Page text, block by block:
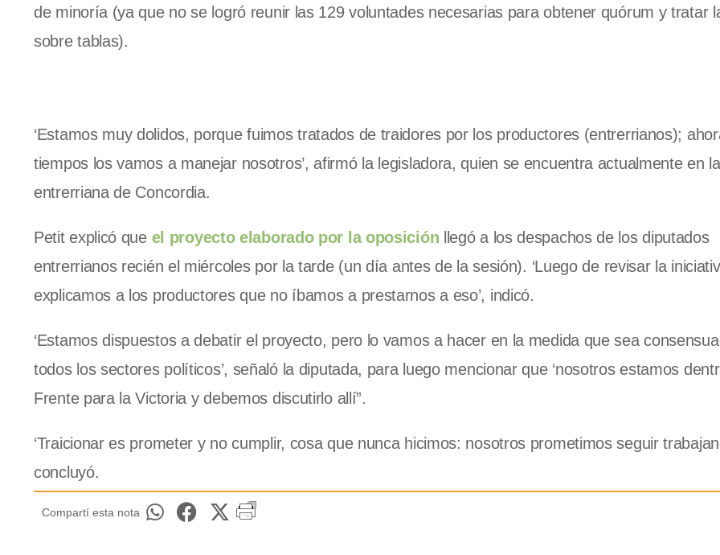
de minoría (ya que no se logró reunir las 129 voluntades necesarias para obtener quórum y tratar
sobre tablas).
‘Estamos muy dolidos, porque fuimos tratados de traidores por los productores (entrerrianos);
tiempos los vamos a manejar nosotros’, afirmó la legisladora, quien se encuentra actualmente en
entrerriana de Concordia.
Petit explicó que el proyecto elaborado por la oposición llegó a los despachos de los diputados
entrerrianos recién el miércoles por la tarde (un día antes de la sesión). ‘Luego de revisar la
explicamos a los productores que no íbamos a prestarnos a eso’, indicó.
‘Estamos dispuestos a debatir el proyecto, pero lo vamos a hacer en la medida que sea
todos los sectores políticos’, señaló la diputada, para luego mencionar que ‘nosotros estamos
Frente para la Victoria y debemos discutirlo allí”.
‘Traicionar es prometer y no cumplir, cosa que nunca hicimos: nosotros prometimos seguir
concluyó.
Compartí esta nota